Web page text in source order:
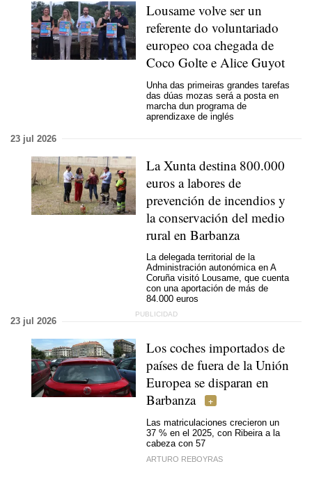
Lousame volve ser un
referente do voluntariado
europeo coa chegada de
Coco Golte e Alice Guyot
Unha das primeiras grandes tarefas
das dúas mozas será a posta en
marcha dun programa de
aprendizaxe de inglés
23 jul 2026
La Xunta destina 800.000
euros a labores de
prevención de incendios y
la conservación del medio
rural en Barbanza
La delegada territorial de la
Administración autonómica en A
Coruña visitó Lousame, que cuenta
con una aportación de más de
84.000 euros
23 jul 2026
Los coches importados de
países de fuera de la Unión
Europea se disparan en
Barbanza
Las matriculaciones crecieron un
37 % en el 2025, con Ribeira a la
cabeza con 57
ARTURO REBOYRAS